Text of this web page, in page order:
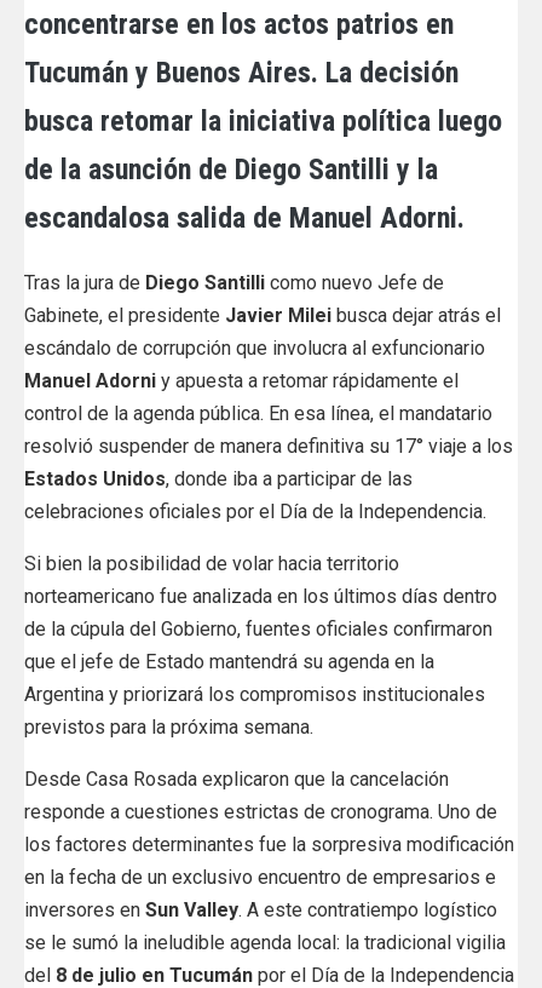
concentrarse en los actos patrios en
Tucumán y Buenos Aires. La decisión
busca retomar la iniciativa política luego
de la asunción de Diego Santilli y la
escandalosa salida de Manuel Adorni.
Tras la jura de Diego Santilli como nuevo Jefe de
Gabinete, el presidente Javier Milei busca dejar atrás el
escándalo de corrupción que involucra al exfuncionario
Manuel Adorni y apuesta a retomar rápidamente el
control de la agenda pública. En esa línea, el mandatario
resolvió suspender de manera definitiva su 17° viaje a los
Estados Unidos, donde iba a participar de las
celebraciones oficiales por el Día de la Independencia.
Si bien la posibilidad de volar hacia territorio
norteamericano fue analizada en los últimos días dentro
de la cúpula del Gobierno, fuentes oficiales confirmaron
que el jefe de Estado mantendrá su agenda en la
Argentina y priorizará los compromisos institucionales
previstos para la próxima semana.
Desde Casa Rosada explicaron que la cancelación
responde a cuestiones estrictas de cronograma. Uno de
los factores determinantes fue la sorpresiva modificación
en la fecha de un exclusivo encuentro de empresarios e
inversores en Sun Valley. A este contratiempo logístico
se le sumó la ineludible agenda local: la tradicional vigilia
del 8 de julio en Tucumán por el Día de la Independencia